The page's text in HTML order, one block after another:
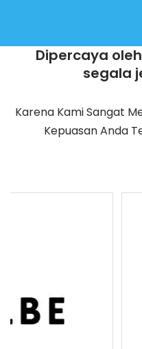
Dipercaya
segala
Karena Kami Sangat
Kepuasan Anda